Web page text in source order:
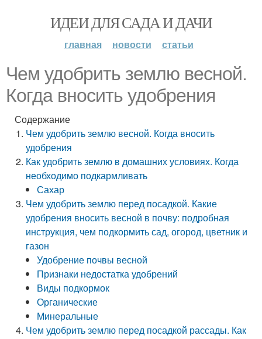
ИДЕИ ДЛЯ САДА И ДАЧИ
главная новости статьи
Чем удобрить землю весной.
Когда вносить удобрения
Содержание
Чем удобрить землю весной. Когда вносить
удобрения
Как удобрить землю в домашних условиях. Когда
необходимо подкармливать
Сахар
Чем удобрить землю перед посадкой. Какие
удобрения вносить весной в почву: подробная
инструкция, чем подкормить сад, огород, цветник и
газон
Удобрение почвы весной
Признаки недостатка удобрений
Виды подкормок
Органические
Минеральные
Чем удобрить землю перед посадкой рассады. Как